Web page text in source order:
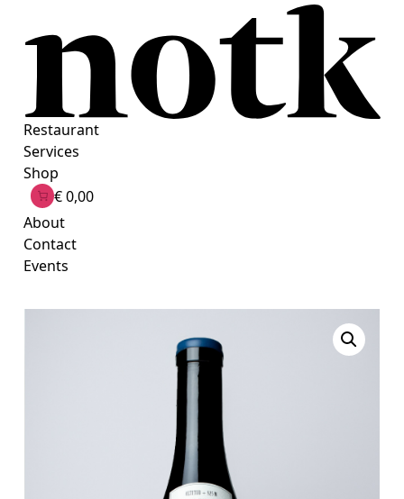
Restaurant
Services
Shop
€ 0,00
About
Contact
Events